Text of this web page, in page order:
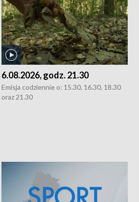
6.08.2026, godz. 21.30
Emisja codziennie o: 15.30, 16.30, 18.30
oraz 21.30